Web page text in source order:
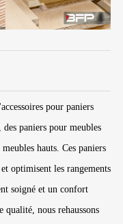
pour paniers
paniers pour meubles
hauts. Ces paniers
optimisent les rangements
soigné et un confort
qualité, nous rehaussons